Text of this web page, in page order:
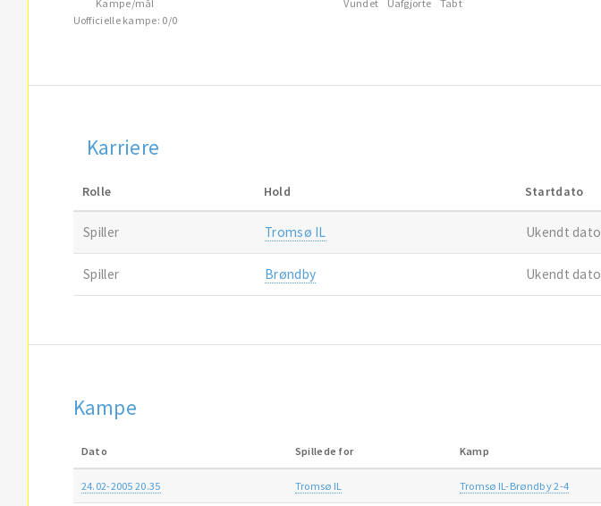
Kampe/mål
Uofficielle kampe: 0/0
Vundet Uafgjorte Tabt
Karriere
Rolle Hold Startdato
Spiller Tromsø IL Ukendt dato
Spiller Brøndby Ukendt dato
Kampe
Dato Spillede for Kamp
24.02-2005 20.35 Tromsø IL Tromsø IL-Brøndby 2-4